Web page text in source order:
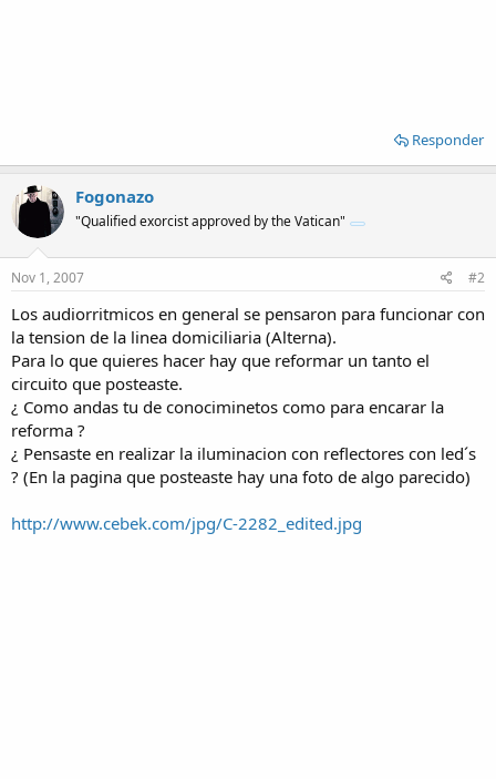
Responder
Fogonazo
"Qualified exorcist approved by the Vatican"
Nov 1, 2007 #2
Los audiorritmicos en general se pensaron para funcionar con
la tension de la linea domiciliaria (Alterna).
Para lo que quieres hacer hay que reformar un tanto el
circuito que posteaste.
¿ Como andas tu de conociminetos como para encarar la
reforma ?
¿ Pensaste en realizar la iluminacion con reflectores con led´s
? (En la pagina que posteaste hay una foto de algo parecido)
http://www.cebek.com/jpg/C-2282_edited.jpg